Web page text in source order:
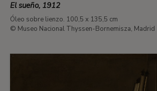
El sueño, 1912
Óleo sobre lienzo. 100,5 x 135,5 cm
© Museo Nacional Thyssen-Bornemisza, Madrid